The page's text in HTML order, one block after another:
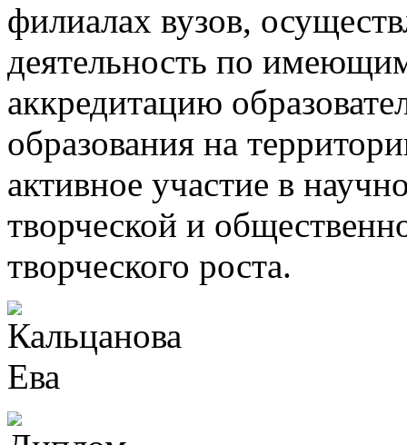
филиалах вузов,
деятельность по
аккредитацию
образования на
активное участие в
творческой и
творческого роста.